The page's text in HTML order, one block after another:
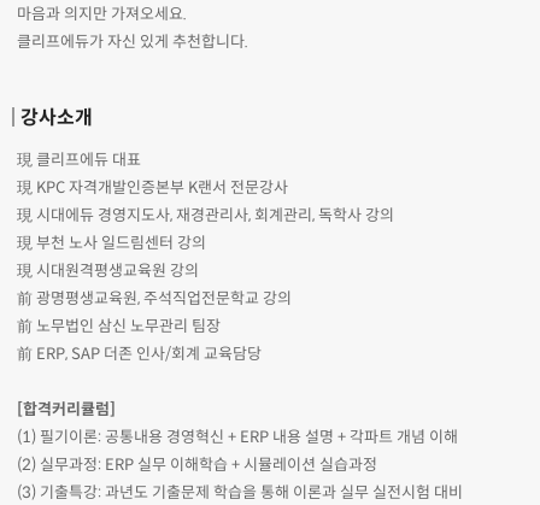
마음과 의지만 가져오세요.
클리프에듀가 자신 있게 추천합니다.
강사소개
現 클리프에듀 대표
現 KPC 자격개발인증본부 K랜서 전문강사
現 시대에듀 경영지도사, 재경관리사, 회계관리, 독학사 강의
現 부천 노사 일드림센터 강의
現 시대원격평생교육원 강의
前 광명평생교육원, 주석직업전문학교 강의
前 노무법인 삼신 노무관리 팀장
前 ERP, SAP 더존 인사/회계 교육담당
[합격커리큘럼]
(1) 필기이론: 공통내용 경영혁신 + ERP 내용 설명 + 각파트 개념 이해
(2) 실무과정: ERP 실무 이해학습 + 시뮬레이션 실습과정
(3) 기출특강: 과년도 기출문제 학습을 통해 이론과 실무 실전시험 대비